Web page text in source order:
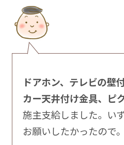
ドアホン、テレビの壁
カー天井付け金具、ピ
施主支給しました。い
お願いしたかったので。